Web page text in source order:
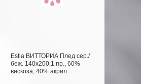
Estia ВИТТОРИА Плед сер./
беж. 140х200,1 пр., 60%
вискоза, 40% акрил